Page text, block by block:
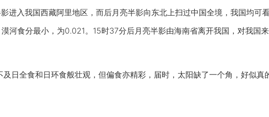
入我国西藏阿里地区，而后月亮半影向东北上扫过中国全境，我国均可
河食分最小，为0.021。15时37分后月亮半影由海南省离开我国，对我国
全食和日环食般壮观，但偏食亦精彩，届时，太阳缺了一个角，好似真